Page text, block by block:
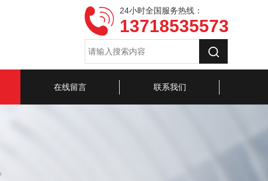
24小时全国服务热线：
13718535573
在线留言 联系我们